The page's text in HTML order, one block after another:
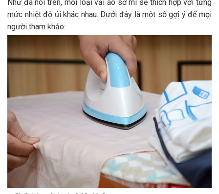
Như đã nói trên, mỗi loại vải áo sơ mi sẽ thích hợp với từng
mức nhiệt độ ủi khác nhau. Dưới đây là một số gợi ý để mọi
người tham khảo: